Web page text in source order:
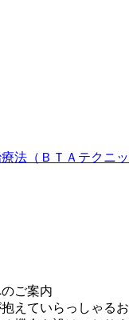
法（ＢＴＡテクニッ
ご案内
えていらっしゃる